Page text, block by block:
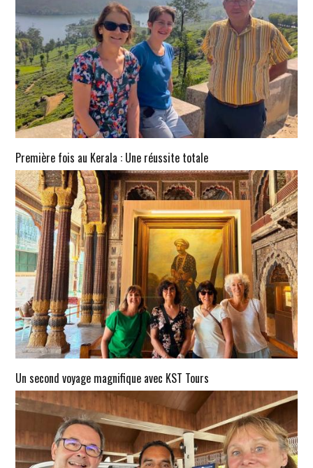
Première fois au Kerala : Une réussite totale
Un second voyage magnifique avec KST Tours